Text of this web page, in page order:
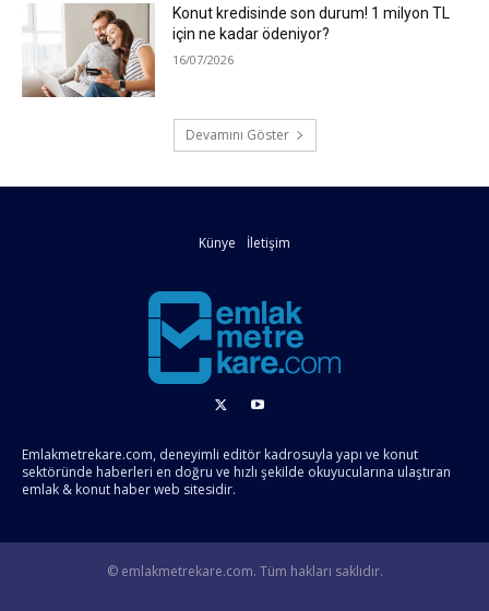
Konut kredisinde son durum! 1 milyon TL
için ne kadar ödeniyor?
16/07/2026
Devamını Göster
Künye İletişim
Emlakmetrekare.com, deneyimli editör kadrosuyla yapı ve konut
sektöründe haberleri en doğru ve hızlı şekilde okuyucularına ulaştıran
emlak & konut haber web sitesidir.
© emlakmetrekare.com. Tüm hakları saklıdır.